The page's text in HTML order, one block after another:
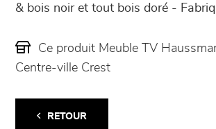
& bois noir et tout bois doré -
Ce produit Meuble TV
Centre-ville Crest
RETOUR